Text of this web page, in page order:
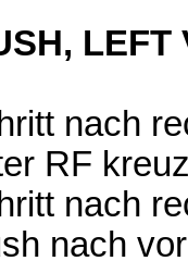
LEFT
nach
RF
nach
nach